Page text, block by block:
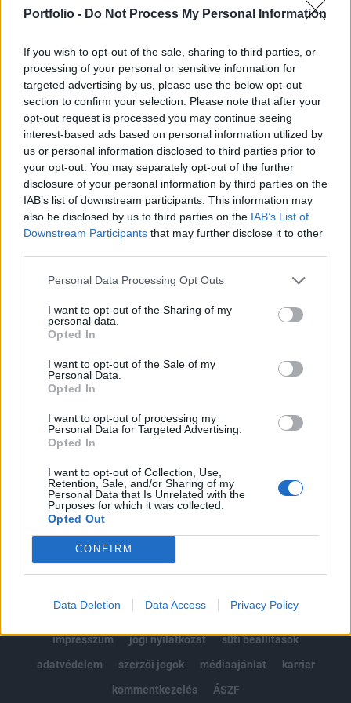
Portfolio - Do Not Process My Personal Information
If you wish to opt-out of the sale, sharing to third parties, or
processing of your personal or sensitive information for
targeted advertising by us, please use the below opt-out
section to confirm your selection. Please note that after your
opt-out request is processed you may continue seeing
interest-based ads based on personal information utilized by
us or personal information disclosed to third parties prior to
your opt-out. You may separately opt-out of the further
disclosure of your personal information by third parties on the
IAB’s list of downstream participants. This information may
also be disclosed by us to third parties on the IAB’s List of
Downstream Participants that may further disclose it to other
Personal Data Processing Opt Outs
I want to opt-out of the Sharing of my
personal data.
Opted In
I want to opt-out of the Sale of my
Personal Data.
Opted In
I want to opt-out of processing my
Personal Data for Targeted Advertising.
Opted In
I want to opt-out of Collection, Use,
Retention, Sale, and/or Sharing of my
Personal Data that Is Unrelated with the
Purposes for which it was collected.
Opted Out
CONFIRM
Data Deletion Data Access Privacy Policy
orosz hadsereg - közölte vasárnap a moszkvai
A vasárnapi hadijelentés szerint az orosz erők a hat
frontszakasz közül ötön előre tudtak nyomulni, és több
mint 1230 ukrán katona esett el vagy sebesült meg
súlyosan. A tárca a megsemmisített katonai célpontok
között sorolt fel 19 páncélozott harcjárművet, két 155
milliméteres önjáró tarackot, négy irányított légibombát,
egy HIMARS-rakétát, továbbá 740 repülőgép...
KEDVES OLVASÓNK!
tartozik, melynek olvasása előfizetéses
regisztrációhoz kötött.
Az előfizetés a következőket tartalmazza:
Kötéslisták: BÉT elmúlt 2 év napon belüli
kötéslistái
Előfizetés
MÁR ELŐFIZETŐNK VAGY?BEJELENTKEZÉS
impresszum
jogi nyilatkozat
süti beállítások
adatvédelem
szerzői jogok médiaajánlat
karrier
kommentkezelés
ÁSZF